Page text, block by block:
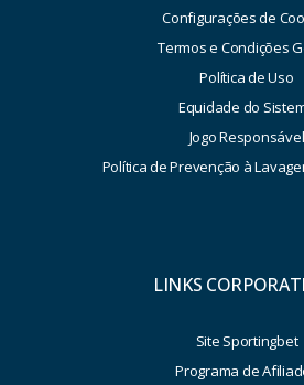
Configurações de
Termos e Condições
Política de Uso
Equidade do
Jogo Responsável
Política de Prevenção à
LINKS
Site Sportingbet
Programa de